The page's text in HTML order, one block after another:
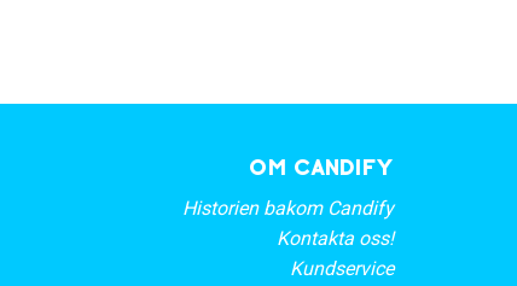
OM CANDIFY
Historien bakom Candify
Kontakta oss!
Kundservice